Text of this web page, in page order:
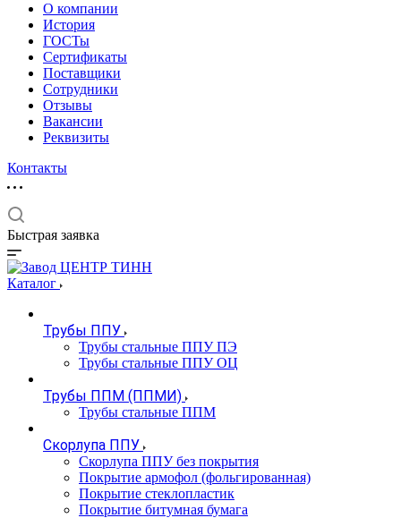
О компании
История
ГОСТы
Сертификаты
Поставщики
Сотрудники
Отзывы
Вакансии
Реквизиты
Контакты
Быстрая заявка
Каталог
Трубы ППУ
Трубы стальные ППУ ПЭ
Трубы стальные ППУ ОЦ
Трубы ППМ (ППМИ)
Трубы стальные ППМ
Скорлупа ППУ
Скорлупа ППУ без покрытия
Покрытие армофол (фольгированная)
Покрытие стеклопластик
Покрытие битумная бумага